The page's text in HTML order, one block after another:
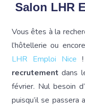
Salon LHR
Vous êtes à la
l’hôtellerie ou
LHR Emploi Nice !
recrutementdans
février. Nul besoin
puisqu’il se